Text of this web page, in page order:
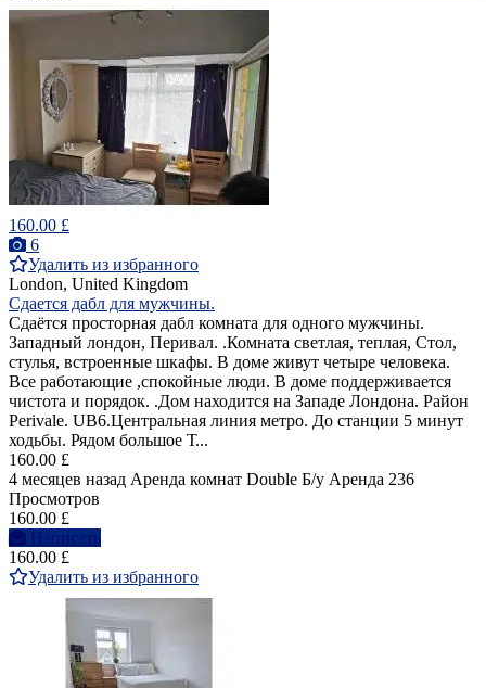
160.00 £
6
Удалить из избранного
London, United Kingdom
Сдается дабл для мужчины.
Cдаётся просторная дабл комната для одного мужчины.
Западный лондон, Перивал. .Комната светлая, теплая, Стол,
стулья, встроенные шкафы. В доме живут четыре человека.
Все работающие ,спокойные люди. В доме поддерживается
чистота и порядок. .Дом находится на Западе Лондона. Район
Perivale. UB6.Центральная линия метро. До станции 5 минут
ходьбы. Рядом большое Т...
160.00 £
4 месяцев назад Аренда комнат Double Б/у Аренда 236
Просмотров
160.00 £
Написать
160.00 £
Удалить из избранного